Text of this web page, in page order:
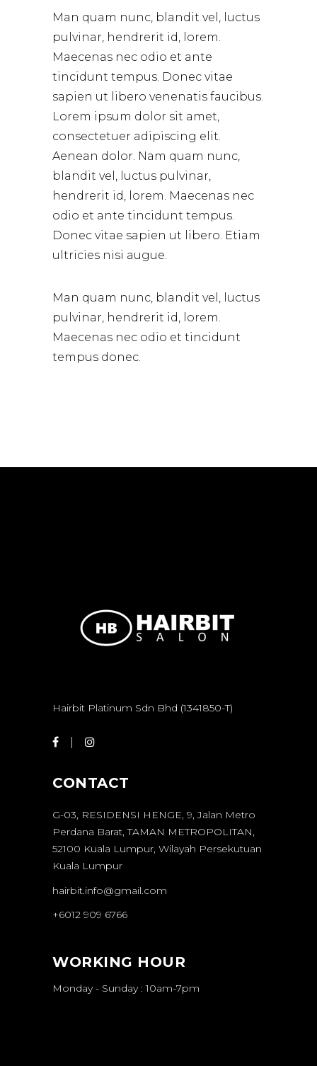
Man quam nunc, blandit vel, luctus
pulvinar, hendrerit id, lorem.
Maecenas nec odio et ante
tincidunt tempus. Donec vitae
sapien ut libero venenatis faucibus.
Lorem ipsum dolor sit amet,
consectetuer adipiscing elit.
Aenean dolor. Nam quam nunc,
blandit vel, luctus pulvinar,
hendrerit id, lorem. Maecenas nec
odio et ante tincidunt tempus.
Donec vitae sapien ut libero. Etiam
ultricies nisi augue.
Man quam nunc, blandit vel, luctus
pulvinar, hendrerit id, lorem.
Maecenas nec odio et tincidunt
tempus donec.
Hairbit Platinum Sdn Bhd (1341850-T)
CONTACT
G-03, RESIDENSI HENGE, 9, Jalan Metro
Perdana Barat, TAMAN METROPOLITAN,
52100 Kuala Lumpur, Wilayah Persekutuan
Kuala Lumpur
hairbit.info@gmail.com
+6012 909 6766
WORKING HOUR
Monday - Sunday : 10am-7pm